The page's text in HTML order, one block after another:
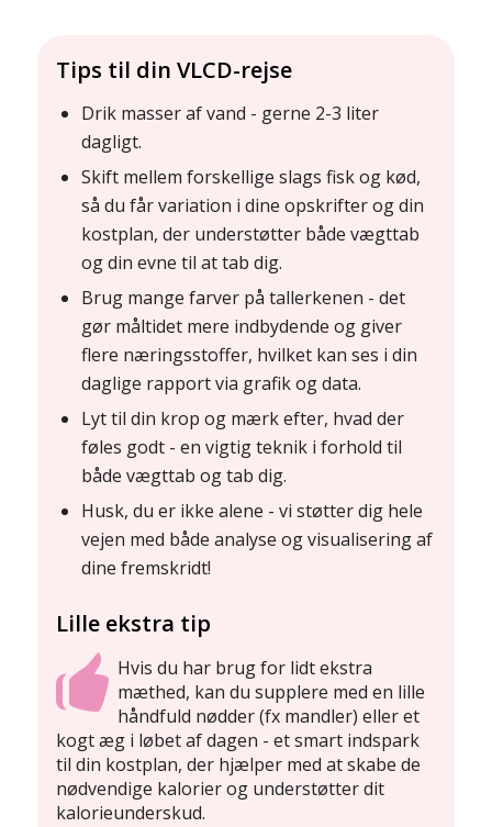
Tips til din VLCD-rejse
Drik masser af vand - gerne 2-3 liter
dagligt.
Skift mellem forskellige slags fisk og kød,
så du får variation i dine opskrifter og din
kostplan, der understøtter både vægttab
og din evne til at tab dig.
Brug mange farver på tallerkenen - det
gør måltidet mere indbydende og giver
flere næringsstoffer, hvilket kan ses i din
daglige rapport via grafik og data.
Lyt til din krop og mærk efter, hvad der
føles godt - en vigtig teknik i forhold til
både vægttab og tab dig.
Husk, du er ikke alene - vi støtter dig hele
vejen med både analyse og visualisering af
dine fremskridt!
Lille ekstra tip
Hvis du har brug for lidt ekstra
mæthed, kan du supplere med en lille
håndfuld nødder (fx mandler) eller et
kogt æg i løbet af dagen - et smart indspark
til din kostplan, der hjælper med at skabe de
nødvendige kalorier og understøtter dit
kalorieunderskud.